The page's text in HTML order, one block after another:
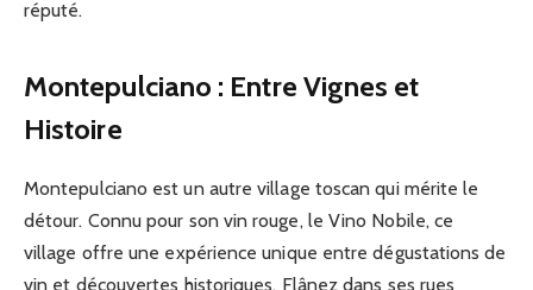
réputé.
Montepulciano : Entre Vignes et
Histoire
Montepulciano est un autre village toscan qui mérite le
détour. Connu pour son vin rouge, le Vino Nobile, ce
village offre une expérience unique entre dégustations de
vin et découvertes historiques. Flânez dans ses rues